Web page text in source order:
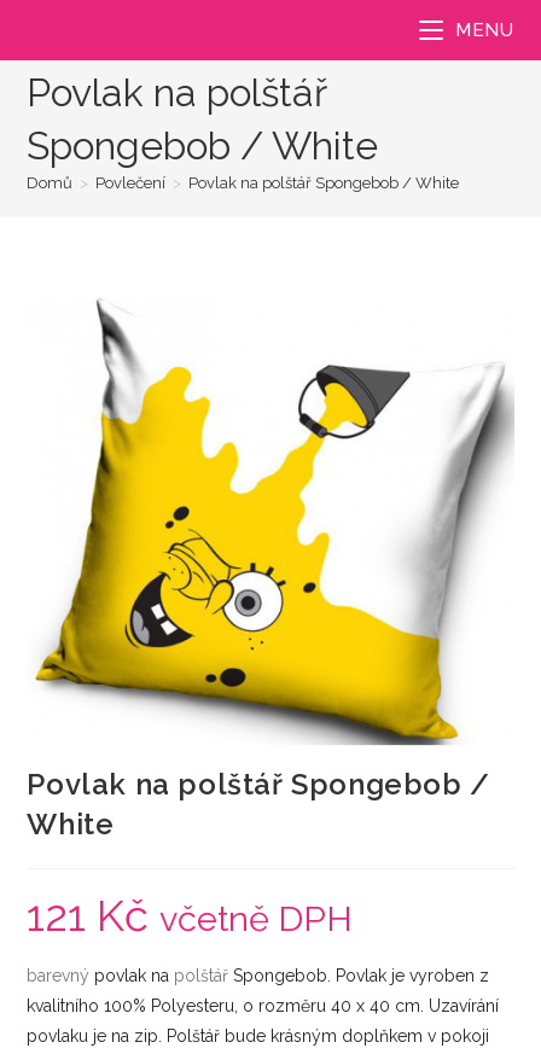
MENU
Povlak na polštář
Spongebob / White
Domů > Povlečení > Povlak na polštář Spongebob / White
Povlak na polštář Spongebob /
White
121 Kč včetně DPH
barevný povlak na polštář Spongebob. Povlak je vyroben z
kvalitního 100% Polyesteru, o rozměru 40 x 40 cm. Uzavírání
povlaku je na zip. Polštář bude krásným doplňkem v pokoji